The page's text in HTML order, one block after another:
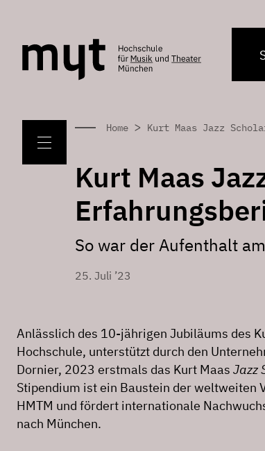
Home > Kurt Maas Jazz
Kurt Maas
So war der Aufenthalt
25. Juli ’23
Anlässlich des 10-jährigen Jubiläums des
Hochschule, unterstützt durch den
Dornier, 2023 erstmals das Kurt Maas Jazz
Stipendium ist ein Baustein der weltweiten
HMTM und fördert internationale
nach München.